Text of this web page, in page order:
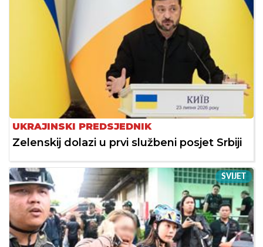
UKRAJINSKI PREDSJEDNIK
Zelenskij dolazi u prvi službeni posjet Srbiji
SVIJET